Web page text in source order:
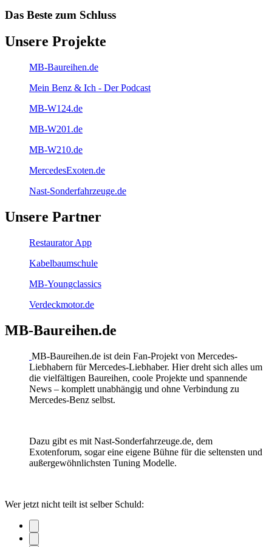
Das Beste zum Schluss
Unsere Projekte
MB-Baureihen.de
Mein Benz & Ich - Der Podcast
MB-W124.de
MB-W201.de
MB-W210.de
MercedesExoten.de
Nast-Sonderfahrzeuge.de
Unsere Partner
Restaurator App
Kabelbaumschule
MB-Youngclassics
Verdeckmotor.de
MB-Baureihen.de
MB-Baureihen.de ist dein Fan-Projekt von Mercedes-
Liebhabern für Mercedes-Liebhaber. Hier dreht sich alles um
die vielfältigen Baureihen, coole Projekte und spannende
News – komplett unabhängig und ohne Verbindung zu
Mercedes-Benz selbst.
Dazu gibt es mit Nast-Sonderfahrzeuge.de, dem
Exotenforum, sogar eine eigene Bühne für die seltensten und
außergewöhnlichsten Tuning Modelle.
Wer jetzt nicht teilt ist selber Schuld: